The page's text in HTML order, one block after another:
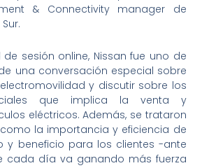
& Connectivity manager de
sesión online, Nissan fue uno de
una conversación especial sobre
y discutir sobre los
que implica la venta y
eléctricos. Además, se trataron
la importancia y eficiencia de
y beneficio para los clientes -ante
cada día va ganando más fuerza